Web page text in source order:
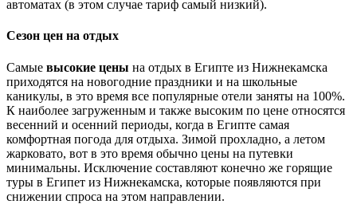
автоматах (в этом случае тариф самый низкий).
Сезон цен на отдых
Самые высокие цены на отдых в Египте из Нижнекамска
приходятся на новогодние праздники и на школьные
каникулы, в это время все популярные отели заняты на 100%.
К наиболее загруженным и также высоким по цене относятся
весенний и осенний периоды, когда в Египте самая
комфортная погода для отдыха. Зимой прохладно, а летом
жарковато, вот в это время обычно цены на путевки
минимальны. Исключение составляют конечно же горящие
туры в Египет из Нижнекамска, которые появляются при
снижении спроса на этом направлении.